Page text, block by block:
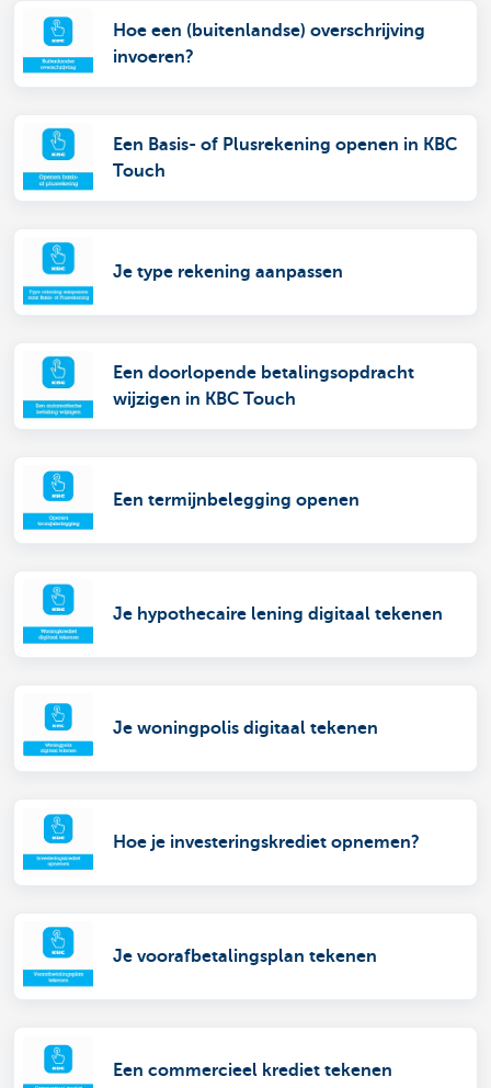
Hoe een (buitenlandse) overschrijving
invoeren?
Een Basis- of Plusrekening openen in KBC
Touch
Je type rekening aanpassen
Een doorlopende betalingsopdracht
wijzigen in KBC Touch
Een termijnbelegging openen
Je hypothecaire lening digitaal tekenen
Je woningpolis digitaal tekenen
Hoe je investeringskrediet opnemen?
Je voorafbetalingsplan tekenen
Een commercieel krediet tekenen